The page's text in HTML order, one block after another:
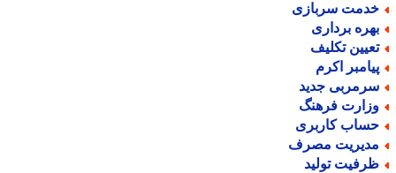
سربازی
برداری
تکلیف
اکرم
جدید
فرهنگ
کاربری
مصرف
تولید